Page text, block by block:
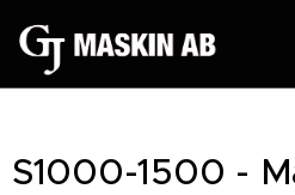
S1000-1500 -